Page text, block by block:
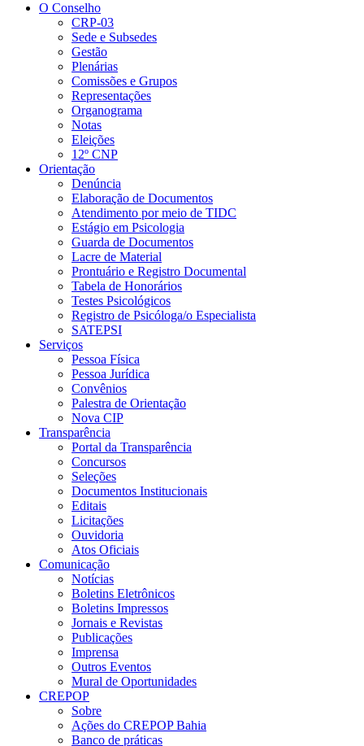
O Conselho
CRP-03
Sede e Subsedes
Gestão
Plenárias
Comissões e Grupos
Representações
Organograma
Notas
Eleições
12º CNP
Orientação
Denúncia
Elaboração de Documentos
Atendimento por meio de TIDC
Estágio em Psicologia
Guarda de Documentos
Lacre de Material
Prontuário e Registro Documental
Tabela de Honorários
Testes Psicológicos
Registro de Psicóloga/o Especialista
SATEPSI
Serviços
Pessoa Física
Pessoa Jurídica
Convênios
Palestra de Orientação
Nova CIP
Transparência
Portal da Transparência
Concursos
Seleções
Documentos Institucionais
Editais
Licitações
Ouvidoria
Atos Oficiais
Comunicação
Notícias
Boletins Eletrônicos
Boletins Impressos
Jornais e Revistas
Publicações
Imprensa
Outros Eventos
Mural de Oportunidades
CREPOP
Sobre
Ações do CREPOP Bahia
Banco de práticas